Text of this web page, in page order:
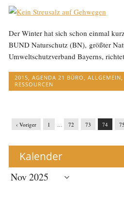
Der Winter hat sich schon einmal
BUND Naturschutz (BN), größter
Umweltschutzverband Bayerns,
2015 ,AGENDA 21 BÜRO ,ALLGEMEIN
RESSOURCEN
‹ Voriger 1 … 72 73 74 75
Kalender